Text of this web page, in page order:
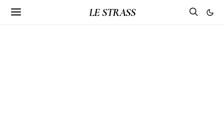
LE STRASS